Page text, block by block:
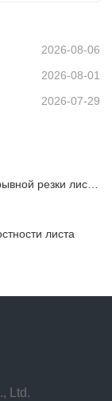
2026-08-06
2026-08-01
2026-07-29
листа
Ltd.